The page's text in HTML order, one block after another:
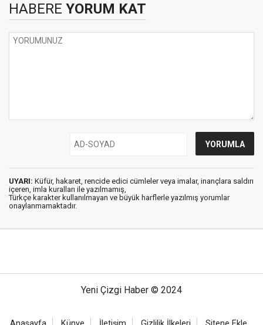
HABERE YORUM KAT
UYARI: Küfür, hakaret, rencide edici cümleler veya imalar, inançlara saldırı
içeren, imla kuralları ile yazılmamış,
Türkçe karakter kullanılmayan ve büyük harflerle yazılmış yorumlar
onaylanmamaktadır.
Yeni Çizgi Haber © 2024